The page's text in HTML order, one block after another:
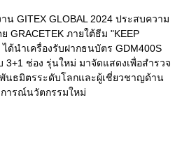
น GITEX GLOBAL 2024 ประสบความ
GRACETEK ภายใต้ธีม "KEEP
ได้นำเครื่องรับฝากธนบัตร GDM400S
ช่อง รุ่นใหม่ มาจัดแสดงเพื่อสำรวจ
นธมิตรระดับโลกและผู้เชี่ยวชาญด้าน
ารณ์นวัตกรรมใหม่